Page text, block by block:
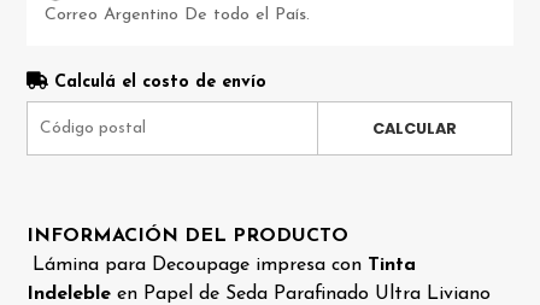
Correo Argentino De todo el País.
Calculá el costo de envío
CALCULAR
INFORMACIÓN DEL PRODUCTO
Lámina para Decoupage impresa con Tinta
Indeleble en Papel de Seda Parafinado Ultra Liviano